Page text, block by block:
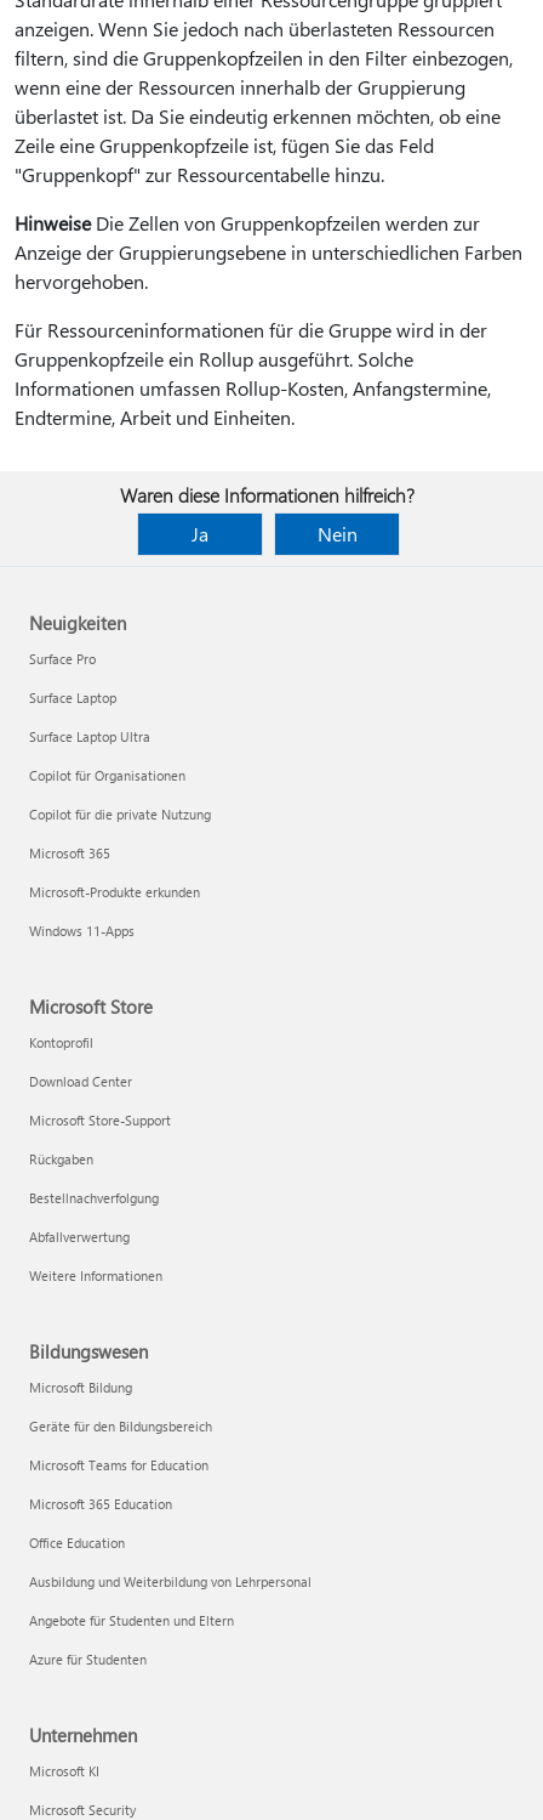
anzeigen. Wenn Sie jedoch nach überlasteten Ressourcen
filtern, sind die Gruppenkopfzeilen in den Filter einbezogen,
wenn eine der Ressourcen innerhalb der Gruppierung
überlastet ist. Da Sie eindeutig erkennen möchten, ob eine
Zeile eine Gruppenkopfzeile ist, fügen Sie das Feld
"Gruppenkopf" zur Ressourcentabelle hinzu.
HinweiseDie Zellen von Gruppenkopfzeilen werden zur
Anzeige der Gruppierungsebene in unterschiedlichen Farben
hervorgehoben.
Für Ressourceninformationen für die Gruppe wird in der
Gruppenkopfzeile ein Rollup ausgeführt. Solche
Informationen umfassen Rollup-Kosten, Anfangstermine,
Endtermine, Arbeit und Einheiten.
Waren diese Informationen hilfreich?
Ja
Nein
Neuigkeiten
Surface Pro
Surface Laptop
Surface Laptop Ultra
Copilot für Organisationen
Copilot für die private Nutzung
Microsoft 365
Microsoft-Produkte erkunden
Windows 11-Apps
Microsoft Store
Kontoprofil
Download Center
Microsoft Store-Support
Rückgaben
Bestellnachverfolgung
Abfallverwertung
Weitere Informationen
Bildungswesen
Microsoft Bildung
Geräte für den Bildungsbereich
Microsoft Teams for Education
Microsoft 365 Education
Office Education
Ausbildung und Weiterbildung von Lehrpersonal
Angebote für Studenten und Eltern
Azure für Studenten
Unternehmen
Microsoft KI
Microsoft Security